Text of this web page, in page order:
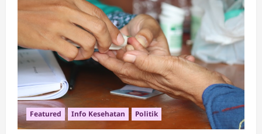
Featured Info Kesehatan Politik